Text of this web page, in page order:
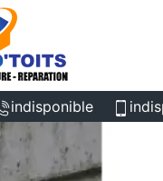
indisponible